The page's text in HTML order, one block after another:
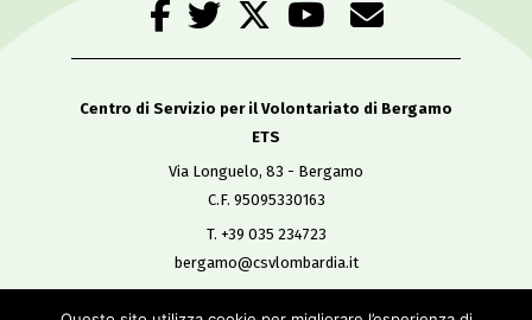
Centro di Servizio per il Volontariato di Bergamo
ETS
Via Longuelo, 83 - Bergamo
C.F. 95095330163
T. +39 035 234723
bergamo@csvlombardia.it